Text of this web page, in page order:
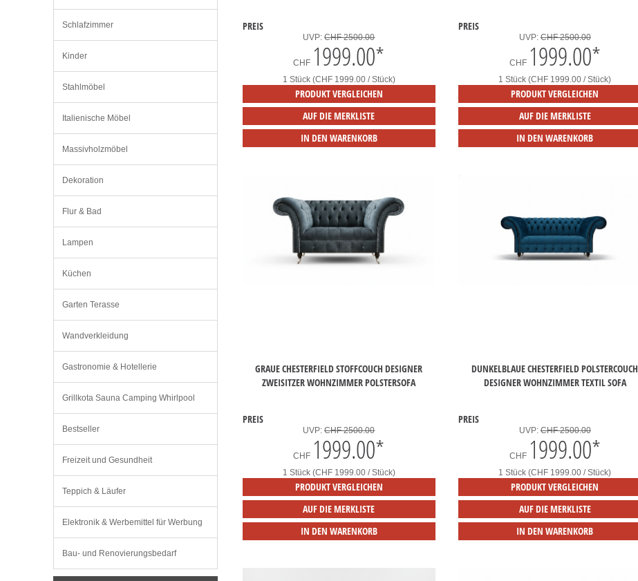
PREIS
UVP:CHF 2500.00
CHF 1999.00*
1 Stück (CHF 1999.00 / Stück)
PRODUKT VERGLEICHEN
AUF DIE MERKLISTE
IN DEN WARENKORB
PREIS
UVP:CHF 2500.00
CHF 1999.00*
1 Stück (CHF 1999.00 / Stück)
PRODUKT VERGLEICHEN
AUF DIE MERKLISTE
IN DEN WARENKORB
GRAUE CHESTERFIELD STOFFCOUCH DESIGNER
ZWEISITZER WOHNZIMMER POLSTERSOFA
PREIS
UVP:CHF 2500.00
CHF 1999.00*
1 Stück (CHF 1999.00 / Stück)
PRODUKT VERGLEICHEN
AUF DIE MERKLISTE
IN DEN WARENKORB
DUNKELBLAUE CHESTERFIELD POLSTERCOUCH
DESIGNER WOHNZIMMER TEXTIL SOFA
PREIS
UVP:CHF 2500.00
CHF 1999.00*
1 Stück (CHF 1999.00 / Stück)
PRODUKT VERGLEICHEN
AUF DIE MERKLISTE
IN DEN WARENKORB
Schlafzimmer
Kinder
Stahlmöbel
Italienische Möbel
Massivholzmöbel
Dekoration
Flur & Bad
Lampen
Küchen
Garten Terasse
Wandverkleidung
Gastronomie & Hotellerie
Grillkota Sauna Camping Whirlpool
Bestseller
Freizeit und Gesundheit
Teppich & Läufer
Elektronik & Werbemittel für Werbung
Bau- und Renovierungsbedarf